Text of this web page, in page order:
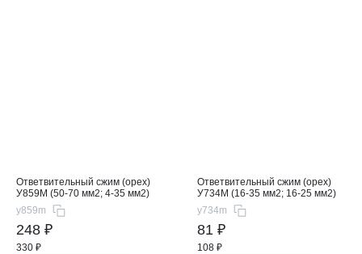
Ответвительный сжим (орех)
У859М (50-70 мм2; 4-35 мм2)
y859m
248 ₽
330 ₽
Ответвительный сжим (орех)
У734М (16-35 мм2; 16-25 мм2)
y734m
81 ₽
108 ₽